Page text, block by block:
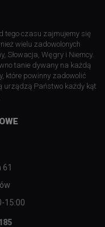
tego czasu zajmujemy się
wielu zadowolonych
Słowacja, Węgry i Niemcy.
tanie dywany na każdą
które powinny zadowolić
urządzą Państwo każdy kąt
15:00